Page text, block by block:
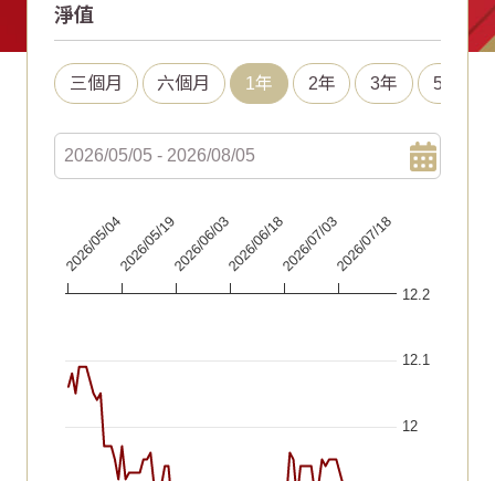
淨值
三個月 六個月 1年 2年 3年 5年
Line chart with 92 data points.
The chart has 1 X axis displaying Time. Data ranges
12
12.1
12.2
2026/05/042026/05/192026/06/032026/06/182026/07/032026/07/18